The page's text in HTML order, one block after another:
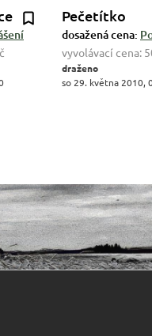
Pečetítko
dosažená cena:
vyvolávací cena:
draženo
so 29. května 2010,